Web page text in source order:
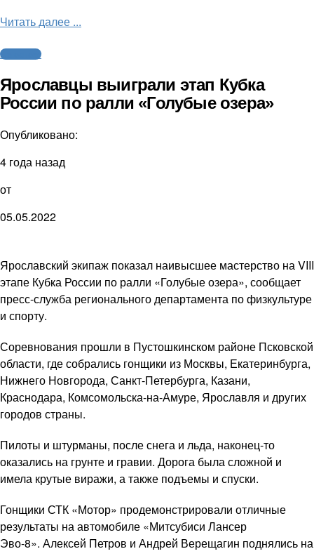
Читать далее ...
Автоспорт
Ярославцы выиграли этап Кубка
России по ралли «Голубые озера»
Опубликовано:
4 года назад
от
05.05.2022
Ярославский экипаж показал наивысшее мастерство на VIII
этапе Кубка России по ралли «Голубые озера», сообщает
пресс-служба регионального департамента по физкультуре
и спорту.
Соревнования прошли в Пустошкинском районе Псковской
области, где собрались гонщики из Москвы, Екатеринбурга,
Нижнего Новгорода, Санкт-Петербурга, Казани,
Краснодара, Комсомольска-на-Амуре, Ярославля и других
городов страны.
Пилоты и штурманы, после снега и льда, наконец-то
оказались на грунте и гравии. Дорога была сложной и
имела крутые виражи, а также подъемы и спуски.
Гонщики СТК «Мотор» продемонстрировали отличные
результаты на автомобиле «Митсубиси Лансер
Эво-8». Алексей Петров и Андрей Верещагин поднялись на